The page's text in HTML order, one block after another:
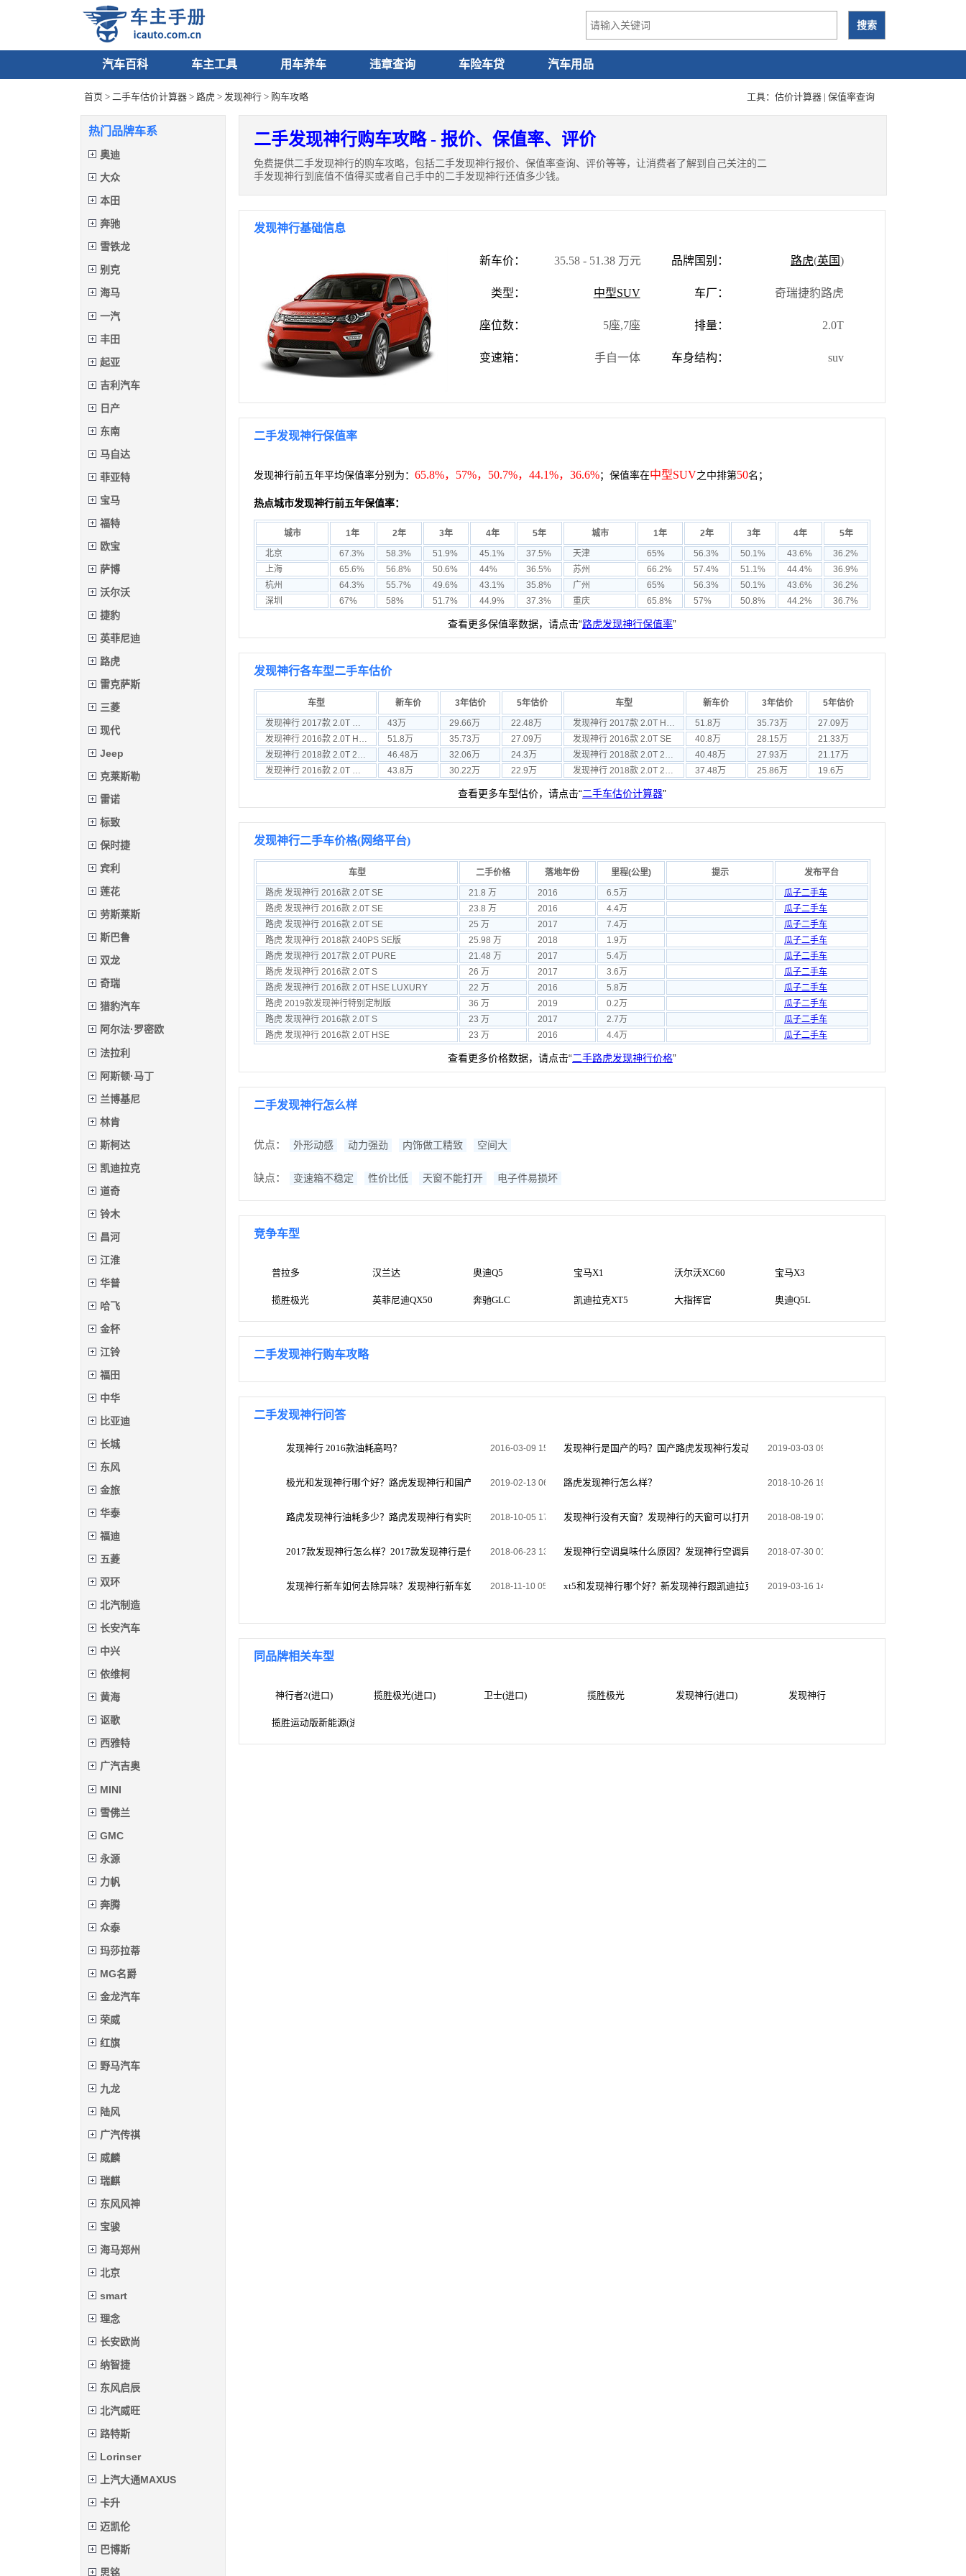
汽车百科 车主工具 用车养车 违章查询 车险车贷 汽车用品
首页 > 二手车估价计算器 > 路虎 > 发现神行 > 购车攻略 工具： 估价计算器 | 保值率查询
二手发现神行购车攻略 - 报价、保值率、评价
免费提供二手发现神行的购车攻略，包括二手发现神行报价、保值率查询、评价等等，让消费者了解到自己关注的二
手发现神行到底值不值得买或者自己手中的二手发现神行还值多少钱。
发现神行基础信息
新车价： 35.58 - 51.38 万元 品牌国别： 路虎(英国)
类型： 中型SUV 车厂： 奇瑞捷豹路虎
座位数： 5座,7座 排量： 2.0T
变速箱： 手自一体 车身结构： suv
二手发现神行保值率
发现神行前五年平均保值率分别为： 65.8%，57%，50.7%，44.1%，36.6%；保值率在中型SUV之中排第50名；
热点城市发现神行前五年保值率：
城市 1年 2年 3年 4年 5年 城市 1年 2年 3年 4年
5年
北京
67.3% 58.3% 51.9% 45.1% 37.5% 天津 65% 56.3% 50.1% 43.6%
36.2%
上海
65.6% 56.8% 50.6% 44% 36.5% 苏州 66.2% 57.4% 51.1% 44.4%
36.9%
杭州
64.3% 55.7% 49.6% 43.1% 35.8% 广州 65% 56.3% 50.1% 43.6%
36.2%
深圳
67% 58% 51.7% 44.9% 37.3% 重庆 65.8% 57% 50.8% 44.2% 36.7%
查看更多保值率数据，请点击“路虎发现神行保值率”
发现神行各车型二手车估价
车型 新车价 3年估价 5年估价 车型 新车价 3年估价
5年估价
发现神行 2017款 2.0T 酷黑限量版
43万 29.66万 22.48万 发现神行 2017款 2.0T HSE LUXURY 51.8万 35.73万
27.09万
发现神行 2016款 2.0T HSE LUXURY
51.8万 35.73万 27.09万 发现神行 2016款 2.0T SE 40.8万 28.15万
21.33万
发现神行 2018款 2.0T 240PS HSE版
46.48万 32.06万 24.3万 发现神行 2018款 2.0T 240PS SE版 40.48万 27.93万
21.17万
发现神行 2016款 2.0T 限量版
43.8万 30.22万 22.9万 发现神行 2018款 2.0T 240PS PURE版 37.48万 25.86万 19.6万
查看更多车型估价，请点击“二手车估价计算器”
发现神行二手车价格(网络平台)
车型 二手价格 落地年份 里程(公里) 提示
发布平台
路虎 发现神行 2016款 2.0T SE
21.8 万 2016 6.5万
瓜子二手车
路虎 发现神行 2016款 2.0T SE
23.8 万 2016 4.4万
瓜子二手车
路虎 发现神行 2016款 2.0T SE
25 万 2017 7.4万
瓜子二手车
路虎 发现神行 2018款 240PS SE版
25.98 万 2018 1.9万
瓜子二手车
路虎 发现神行 2017款 2.0T PURE
21.48 万 2017 5.4万
瓜子二手车
路虎 发现神行 2016款 2.0T S
26 万 2017 3.6万
瓜子二手车
路虎 发现神行 2016款 2.0T HSE LUXURY
22 万 2016 5.8万
瓜子二手车
路虎 2019款发现神行特别定制版
36 万 2019 0.2万
瓜子二手车
路虎 发现神行 2016款 2.0T S
23 万 2017 2.7万
瓜子二手车
路虎 发现神行 2016款 2.0T HSE
23 万 2016 4.4万 瓜子二手车
查看更多价格数据，请点击“二手路虎发现神行价格”
二手发现神行怎么样
优点： 外形动感 动力强劲 内饰做工精致 空间大
缺点： 变速箱不稳定 性价比低 天窗不能打开 电子件易损坏
竞争车型
普拉多 汉兰达 奥迪Q5 宝马X1 沃尔沃XC60 宝马X3
揽胜极光 英菲尼迪QX50 奔驰GLC 凯迪拉克XT5 大指挥官 奥迪Q5L
二手发现神行购车攻略
二手发现神行问答
发现神行 2016款油耗高吗？ 2016-03-09 15:28:40发现神行是国产的吗？国产路虎发现神行发动机是国产的吗2019-03-03 09:05:13
极光和发现神行哪个好？路虎发现神行和国产极光哪个性价比好
2019-02-13 06:02:51路虎发现神行怎么样？ 2018-10-26 19:15:42
路虎发现神行油耗多少？路虎发现神行有实时油耗显示吗2018-10-05 17:49:08发现神行没有天窗？发现神行的天窗可以打开吗 2018-08-19 07:25:22
2017款发现神行怎么样？2017款发现神行是什么发动机2018-06-23 13:27:00发现神行空调臭味什么原因？发现神行空调异味怎么处理？2018-07-30 01:35:30
发现神行新车如何去除异味？发现神行新车如何去除异味和甲醛？
2018-11-10 05:51:21xt5和发现神行哪个好？新发现神行跟凯迪拉克XT5哪个好？
2019-03-16 14:00:35
同品牌相关车型
神行者2(进口) 揽胜极光(进口) 卫士(进口) 揽胜极光 发现神行(进口) 发现神行
揽胜运动版新能源(进口)
热门品牌车系
奥迪
大众
本田
奔驰
雪铁龙
别克
海马
一汽
丰田
起亚
吉利汽车
日产
东南
马自达
菲亚特
宝马
福特
欧宝
萨博
沃尔沃
捷豹
英菲尼迪
路虎
雷克萨斯
三菱
现代
Jeep
克莱斯勒
雷诺
标致
保时捷
宾利
莲花
劳斯莱斯
斯巴鲁
双龙
奇瑞
猎豹汽车
阿尔法·罗密欧
法拉利
阿斯顿·马丁
兰博基尼
林肯
斯柯达
凯迪拉克
道奇
铃木
昌河
江淮
华普
哈飞
金杯
江铃
福田
中华
比亚迪
长城
东风
金旅
华泰
福迪
五菱
双环
北汽制造
长安汽车
中兴
依维柯
黄海
讴歌
西雅特
广汽吉奥
MINI
雪佛兰
GMC
永源
力帆
奔腾
众泰
玛莎拉蒂
MG名爵
金龙汽车
荣威
红旗
野马汽车
九龙
陆风
广汽传祺
威麟
瑞麒
东风风神
宝骏
海马郑州
北京
smart
理念
长安欧尚
纳智捷
东风启辰
北汽威旺
路特斯
Lorinser
上汽大通MAXUS
卡升
迈凯伦
巴博斯
思铭